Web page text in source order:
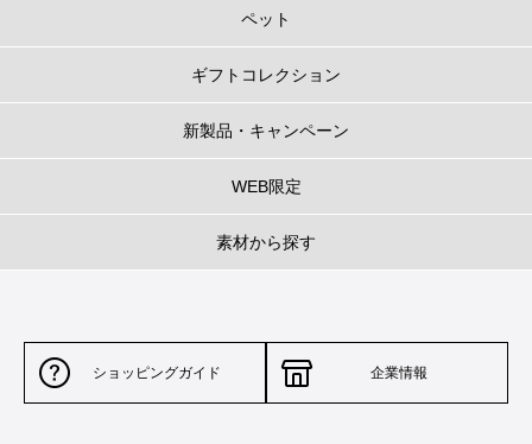
ペット
ギフトコレクション
新製品・キャンペーン
WEB限定
素材から探す
ショッピングガイド 企業情報